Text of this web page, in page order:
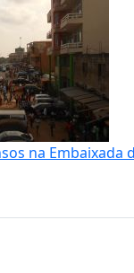
na Embaixada